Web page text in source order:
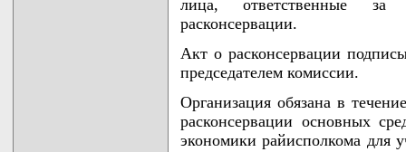
лица, ответственные за
расконсервации.
Акт о расконсервации
председателем комиссии.
Организация обязана в
расконсервации основных
экономики райисполкома для